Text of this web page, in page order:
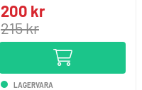
200 kr
215 kr
LAGERVARA